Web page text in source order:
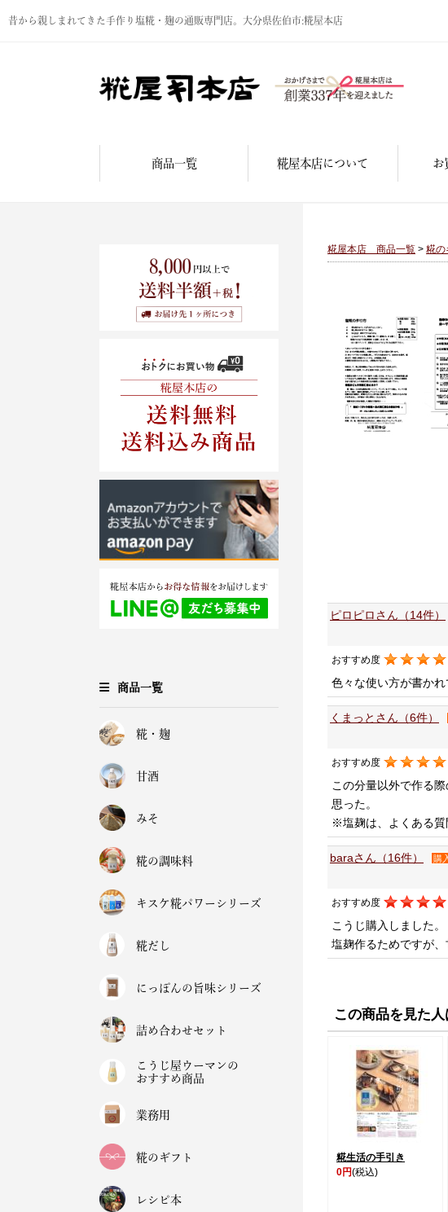
昔から親しまれてきた手作り塩糀・麹の通販専門店。大分県佐伯市:糀屋本店
商品一覧 糀屋本店について お
商品一覧
糀・麹
甘酒
みそ
糀の調味料
キスケ糀パワーシリーズ
糀だし
にっぽんの旨味シリーズ
詰め合わせセット
こうじ屋ウーマンの
おすすめ商品
業務用
糀のギフト
レシピ本
糀屋本店 商品一覧 > 糀の
ピロピロさん（14件）
おすすめ度
色々な使い方が書か
くまっとさん（6件）
おすすめ度
この分量以外で作る
思った。
※塩麹は、よくある質
baraさん（16件） 購
おすすめ度
こうじ購入しました。
塩麹作るためですが、
この商品を見た
糀生活の手引き
0円(税込)